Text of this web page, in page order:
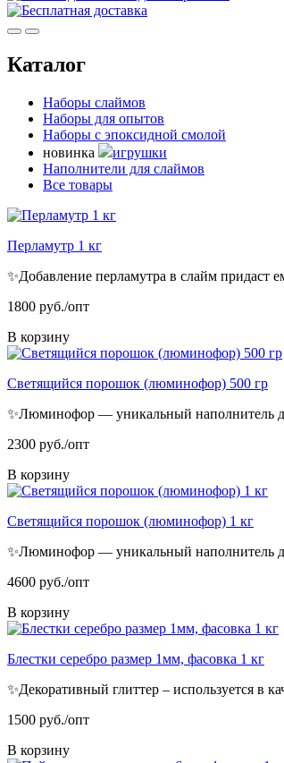
Каталог
Наборы слаймов
Наборы для опытов
Наборы с эпоксидной смолой
новинка
игрушки
Наполнители для слаймов
Все товары
Перламутр 1 кг
✨Добавление перламутра в слайм придаст
1800 руб./опт
В корзину
Светящийся порошок (люминофор) 500 гр
✨Люминофор — уникальный наполнитель
2300 руб./опт
В корзину
Светящийся порошок (люминофор) 1 кг
✨Люминофор — уникальный наполнитель
4600 руб./опт
В корзину
Блестки серебро размер 1мм, фасовка 1 кг
✨Декоративный глиттер – используется в
1500 руб./опт
В корзину